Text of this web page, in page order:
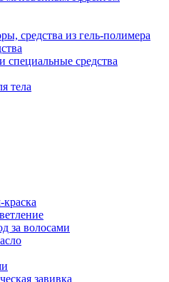
средства из гель-полимера
средства
тела
за волосами
завивка